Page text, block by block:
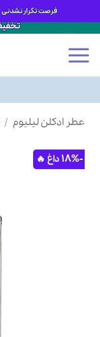
عطر ادکلن لیلیوم /
-18%